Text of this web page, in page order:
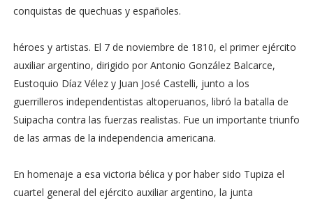
conquistas de quechuas y españoles.
héroes y artistas. El 7 de noviembre de 1810, el primer ejército
auxiliar argentino, dirigido por Antonio González Balcarce,
Eustoquio Díaz Vélez y Juan José Castelli, junto a los
guerrilleros independentistas altoperuanos, libró la batalla de
Suipacha contra las fuerzas realistas. Fue un importante triunfo
de las armas de la independencia americana.
En homenaje a esa victoria bélica y por haber sido Tupiza el
cuartel general del ejército auxiliar argentino, la junta